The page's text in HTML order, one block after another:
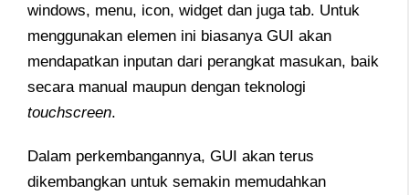
windows, menu, icon, widget dan juga tab. Untuk
menggunakan elemen ini biasanya GUI akan
mendapatkan inputan dari perangkat masukan, baik
secara manual maupun dengan teknologi
touchscreen.
Dalam perkembangannya, GUI akan terus
dikembangkan untuk semakin memudahkan